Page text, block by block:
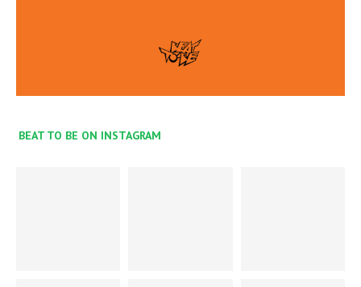
BEAT TO BE ON INSTAGRAM